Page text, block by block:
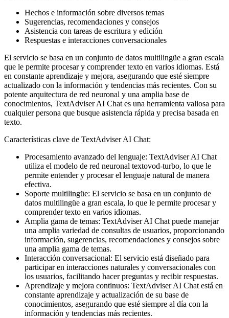
Hechos e información sobre diversos temas
Sugerencias, recomendaciones y consejos
Asistencia con tareas de escritura y edición
Respuestas e interacciones conversacionales
El servicio se basa en un conjunto de datos multilingüe a gran escala
que le permite procesar y comprender texto en varios idiomas. Está
en constante aprendizaje y mejora, asegurando que esté siempre
actualizado con la información y tendencias más recientes. Con su
potente arquitectura de red neuronal y una amplia base de
conocimientos, TextAdviser AI Chat es una herramienta valiosa para
cualquier persona que busque asistencia rápida y precisa basada en
texto.
Características clave de TextAdviser AI Chat:
Procesamiento avanzado del lenguaje: TextAdviser AI Chat
utiliza el modelo de red neuronal textovod-turbo, lo que le
permite entender y procesar el lenguaje natural de manera
efectiva.
Soporte multilingüe: El servicio se basa en un conjunto de
datos multilingüe a gran escala, lo que le permite procesar y
comprender texto en varios idiomas.
Amplia gama de temas: TextAdviser AI Chat puede manejar
una amplia variedad de consultas de usuarios, proporcionando
información, sugerencias, recomendaciones y consejos sobre
una amplia gama de temas.
Interacción conversacional: El servicio está diseñado para
participar en interacciones naturales y conversacionales con
los usuarios, facilitando hacer preguntas y recibir respuestas.
Aprendizaje y mejora continuos: TextAdviser AI Chat está en
constante aprendizaje y actualización de su base de
conocimientos, asegurando que esté siempre al día con la
información y tendencias más recientes.